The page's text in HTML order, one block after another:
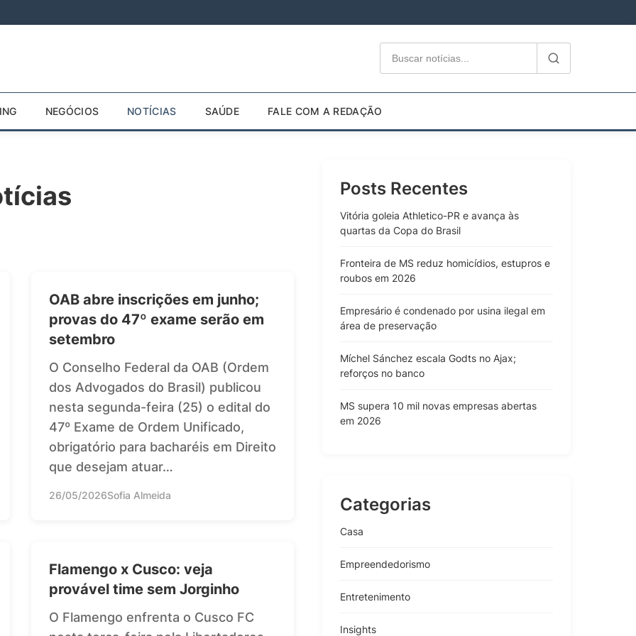
NEGÓCIOS NOTÍCIAS SAÚDE FALE COM A REDAÇÃO
OAB abre inscrições em junho;
provas do 47º exame serão em
setembro
O Conselho Federal da OAB (Ordem
dos Advogados do Brasil) publicou
nesta segunda-feira (25) o edital do
47º Exame de Ordem Unificado,
obrigatório para bacharéis em Direito
que desejam atuar…
26/05/2026Sofia Almeida
Flamengo x Cusco: veja
provável time sem Jorginho
O Flamengo enfrenta o Cusco FC
Posts Recentes
Vitória goleia Athletico-PR e avança às
quartas da Copa do Brasil
Fronteira de MS reduz homicídios, estupros e
roubos em 2026
Empresário é condenado por usina ilegal em
área de preservação
Míchel Sánchez escala Godts no Ajax;
reforços no banco
MS supera 10 mil novas empresas abertas
em 2026
Categorias
Casa
Empreendedorismo
Entretenimento
Insights